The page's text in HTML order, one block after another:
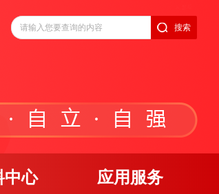
搜索
中心 应用服务